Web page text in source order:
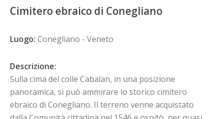
Cimitero ebraico di Conegliano
Luogo: Conegliano - Veneto
Descrizione:
Sulla cima del colle Cabalan, in una posizione
panoramica, si può ammirare lo storico cimitero
ebraico di Conegliano. Il terreno venne acquistato